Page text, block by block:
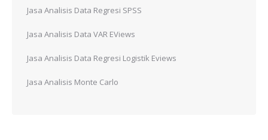
Jasa Analisis Data Regresi SPSS
Jasa Analisis Data VAR EViews
Jasa Analisis Data Regresi Logistik Eviews
Jasa Analisis Monte Carlo